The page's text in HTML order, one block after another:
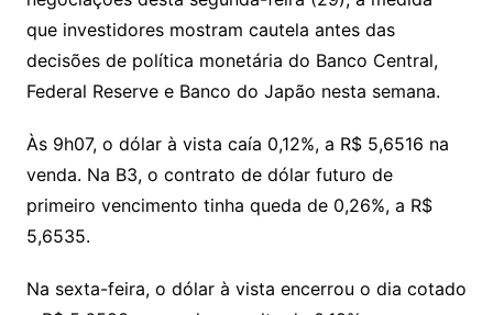
n
k
p
p
m
n
Cl
a
s
sr
o
s
a
g
o
k.
c
m
p
e
o
o
M
l
a
d
s
l
e
que investidores mostram cautela antes das
decisões de política monetária do Banco Central,
Federal Reserve e Banco do Japão nesta semana.
Às 9h07, o dólar à vista caía 0,12%, a R$ 5,6516 na
venda. Na B3, o contrato de dólar futuro de
primeiro vencimento tinha queda de 0,26%, a R$
5,6535.
Na sexta-feira, o dólar à vista encerrou o dia cotado